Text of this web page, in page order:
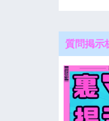
質問掲示